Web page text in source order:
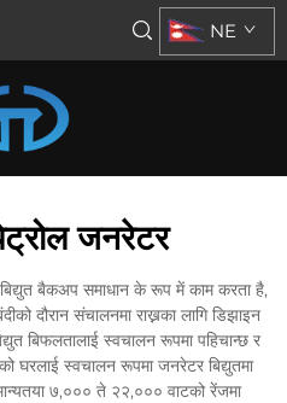
NE
जनरेटर
बैकअप समाधान के रूप में काम करता है,
दौरान संचालनमा राख्नका लागि डिझाइन
बिफलतालाई स्वचालन रूपमा पहिचान्छ र
घरलाई स्वचालन रूपमा जनरेटर बिद्युतमा
७,००० ते २२,००० वाटको रेंजमा